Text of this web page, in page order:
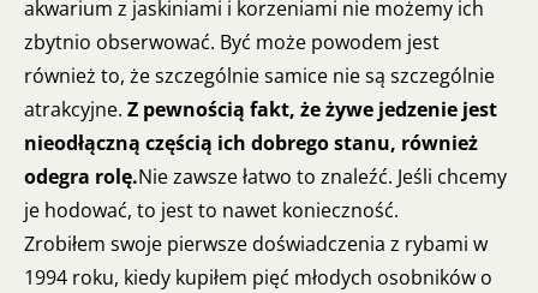
akwarium z jaskiniami i korzeniami nie możemy ich
zbytnio obserwować. Być może powodem jest
również to, że szczególnie samice nie są szczególnie
atrakcyjne. Z pewnością fakt, że żywe jedzenie jest
nieodłączną częścią ich dobrego stanu, również
odegra rolę.Nie zawsze łatwo to znaleźć. Jeśli chcemy
je hodować, to jest to nawet konieczność.
Zrobiłem swoje pierwsze doświadczenia z rybami w
1994 roku, kiedy kupiłem pięć młodych osobników o